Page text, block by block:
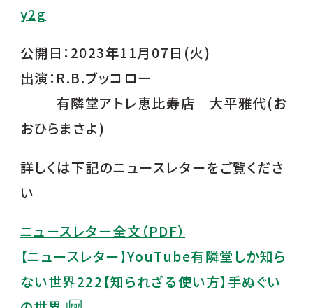
y2g
公開日：2023年11月07日(火)
出演：R.B.ブッコロー
有隣堂アトレ恵比寿店 大平雅代(お
おひらまさよ)
詳しくは下記のニュースレターをご覧くださ
い
ニュースレター全文（PDF）
【ニュースレター】YouTube有隣堂しか知ら
ない世界222【知られざる使い方】手ぬぐい